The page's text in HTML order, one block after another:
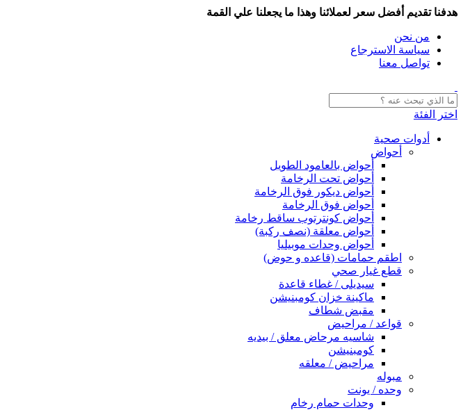
هدفنا تقديم أفضل سعر لعملائنا وهذا ما يجعلنا علي القمة
من نحن
سياسة الاسترجاع
تواصل معنا
اختر الفئة
أدوات صحية
أحواض
أحواض بالعامود الطويل
أحواض تحت الرخامة
أحواض ديكور فوق الرخامة
أحواض فوق الرخامة
أحواض كونترتوب ساقط رخامة
أحواض معلقة (نصف ركبة)
أحواض وحدات موبيليا
اطقم حمامات (قاعده و حوض)
قطع غيار صحي
سيديلى / غطاء قاعدة
ماكينة خزان كومبنيشن
مقبض شطاف
قواعد / مراحيض
شاسيه مرحاض معلق / بيديه
كومبنيشن
مراحيض / معلقه
مبوله
وحده / يونت
وحدات حمام رخام